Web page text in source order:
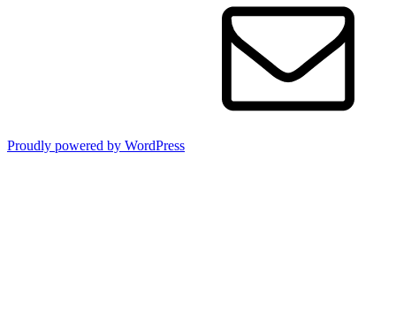
Proudly powered by WordPress